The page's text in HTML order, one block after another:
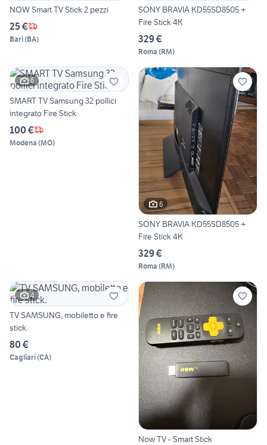
NOW Smart TV Stick 2 pezzi
25 €
Bari(BA)
SONY BRAVIA KD55SD8505 +
Fire Stick 4K
329 €
Roma (RM)
6
SMART TV Samsung 32 pollici
integrato Fire Stick
100 €
Modena (MO)
6
SONY BRAVIA KD55SD8505 +
Fire Stick 4K
329 €
Roma (RM)
4
TV SAMSUNG, mobiletto e fire
stick.
80 €
Cagliari(CA)
Now TV - Smart Stick